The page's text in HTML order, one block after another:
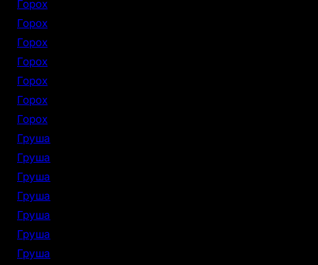
Горох
Горох
Горох
Горох
Горох
Горох
Горох
Груша
Груша
Груша
Груша
Груша
Груша
Груша